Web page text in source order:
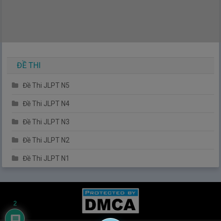
ĐỀ THI
Đề Thi JLPT N5
Đề Thi JLPT N4
Đề Thi JLPT N3
Đề Thi JLPT N2
Đề Thi JLPT N1
2